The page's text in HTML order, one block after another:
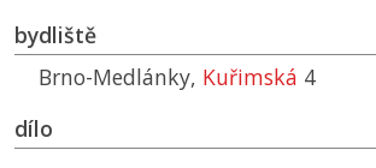
bydliště
Brno-Medlánky, Kuřimská 4
dílo